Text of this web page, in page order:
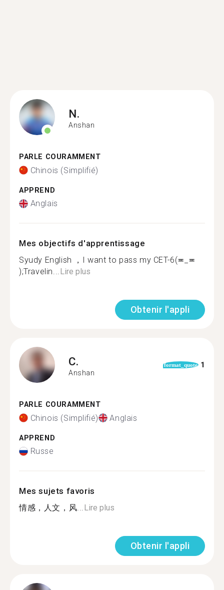
N.
Anshan
PARLE COURAMMENT
Chinois (Simplifié)
APPREND
Anglais
Mes objectifs d'apprentissage
Syudy English ，I want to pass my CET-6(≖_≖
);Travelin...Lire plus
Obtenir l'appli
C.
Anshan
format_quote 1
PARLE COURAMMENT
Chinois (Simplifié) Anglais
APPREND
Russe
Mes sujets favoris
情感，人文，风...Lire plus
Obtenir l'appli